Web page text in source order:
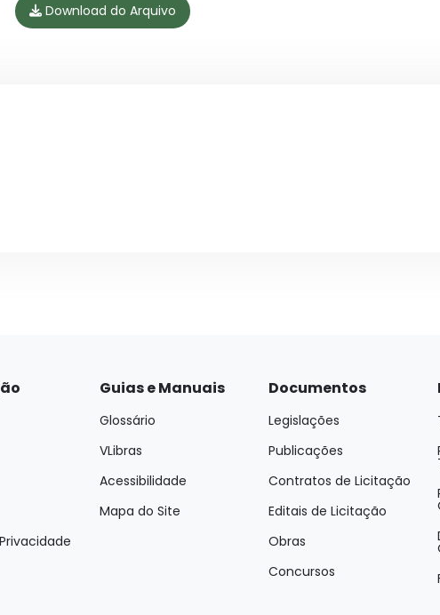
Download do Arquivo
Guias e Manuais
Glossário
VLibras
Acessibilidade
Mapa do Site
Documentos
Legislações
Publicações
Contratos de Licitação
Editais de Licitação
Obras
Concursos